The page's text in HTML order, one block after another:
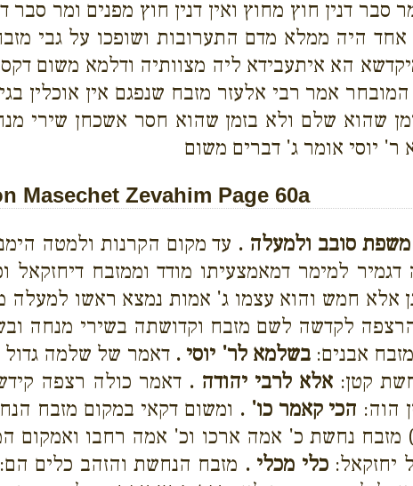
חוץ מחוץ ואין דנין חוץ מפנים ומר סבר
אחד היה ממלא מדם התערובות ושופכו על גבי
הא איתעבידא ליה מצוותיה ודלמא משום
אמר רבי אלעזר מזבח שנפגם אין אוכלין
שהוא שלם ולא בזמן שהוא חסר אשכחן שירי
ר' יוסי אומר ג' דברים משום
Masechet Zevahim Page 60a
משפת סובב ולמעלה . עד מקום הקרנות ולמטה
למימר דמאמצעיתו מודד וממזבח דיחזקאל
אלא חמש והוא עצמו ג' אמות נמצא ראשו למעלה
לקדשה לשם מזבח וקדושתה בשירי מנחה
אבנים:בשלמא לר' יוסי . דאמר של שלמה
קטן: אלא לרבי יהודה . דאמר כולה רצפה
הוה: הכי קאמר כו' . ומשום דקאי במקום מזבח
מזבח נחשת כ' אמה ארכו וכ' אמה רחבו ואמקום
יחזקאל:כלי מכלי . מזבח הנחשת והזהב כלים הם: